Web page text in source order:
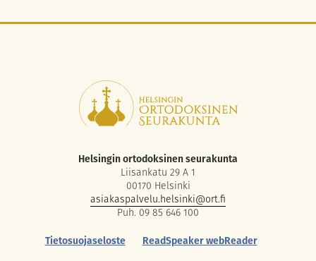
Helsingin ortodoksinen seurakunta
Liisankatu 29 A 1
00170 Helsinki
asiakaspalvelu.helsinki@ort.fi
Puh. 09 85 646 100
Tietosuojaseloste
ReadSpeaker webReader